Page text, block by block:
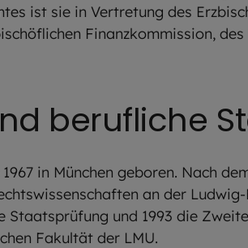
ist sie in Vertretung des
Finanzkommission,
berufliche
in München geboren. Nach
an der
Staatsprüfung und 1993 die
Fakultät der LMU.